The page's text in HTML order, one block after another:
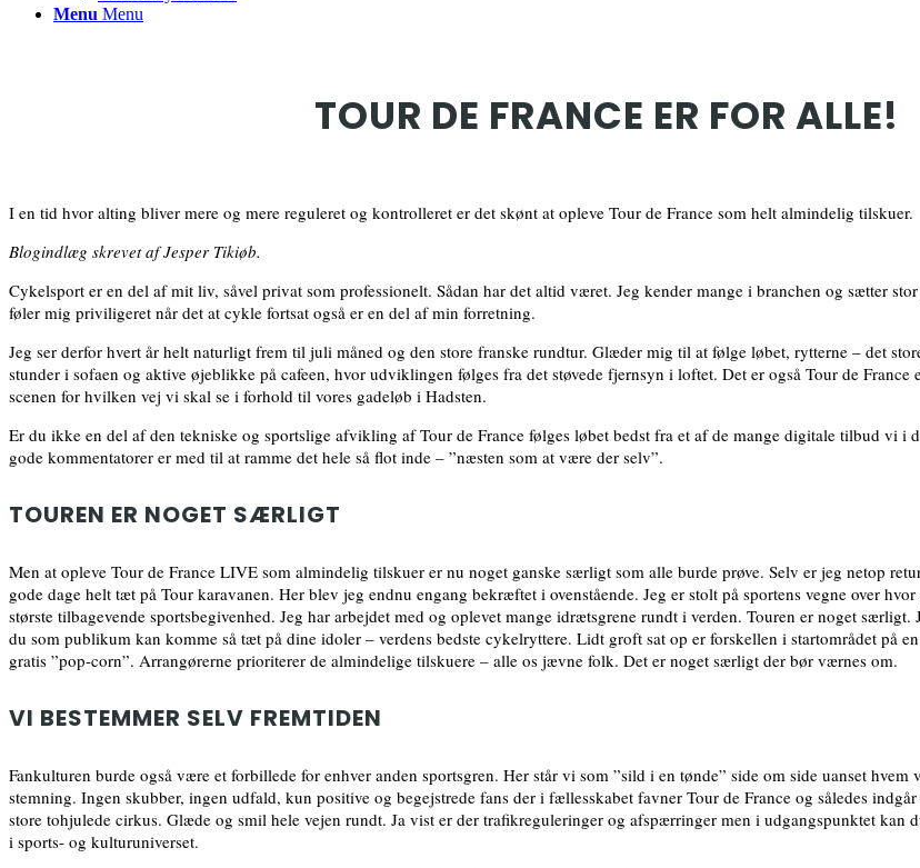
Menu Menu
TOUR DE FRANCE ER FOR ALLE!
I en tid hvor alting bliver mere og mere reguleret og kontrolleret er det skønt at opleve Tour de France som helt almindelig tilskuer.
Blogindlæg skrevet af Jesper Tikiøb.
Cykelsport er en del af mit liv, såvel privat som professionelt. Sådan har det altid været. Jeg kender mange i branchen og sætter
føler mig priviligeret når det at cykle fortsat også er en del af min forretning.
Jeg ser derfor hvert år helt naturligt frem til juli måned og den store franske rundtur. Glæder mig til at følge løbet, rytterne – det
stunder i sofaen og aktive øjeblikke på cafeen, hvor udviklingen følges fra det støvede fjernsyn i loftet. Det er også Tour de France
scenen for hvilken vej vi skal se i forhold til vores gadeløb i Hadsten.
Er du ikke en del af den tekniske og sportslige afvikling af Tour de France følges løbet bedst fra et af de mange digitale tilbud vi i
gode kommentatorer er med til at ramme det hele så flot inde – ”næsten som at være der selv”.
TOUREN ER NOGET SÆRLIGT
Men at opleve Tour de France LIVE som almindelig tilskuer er nu noget ganske særligt som alle burde prøve. Selv er jeg netop
gode dage helt tæt på Tour karavanen. Her blev jeg endnu engang bekræftet i ovenstående. Jeg er stolt på sportens vegne over
største tilbagevende sportsbegivenhed. Jeg har arbejdet med og oplevet mange idrætsgrene rundt i verden. Touren er noget
du som publikum kan komme så tæt på dine idoler – verdens bedste cykelryttere. Lidt groft sat op er forskellen i startområdet på
gratis ”pop-corn”. Arrangørerne prioriterer de almindelige tilskuere – alle os jævne folk. Det er noget særligt der bør værnes om.
VI BESTEMMER SELV FREMTIDEN
Fankulturen burde også være et forbillede for enhver anden sportsgren. Her står vi som ”sild i en tønde” side om side uanset
stemning. Ingen skubber, ingen udfald, kun positive og begejstrede fans der i fællesskabet favner Tour de France og således
store tohjulede cirkus. Glæde og smil hele vejen rundt. Ja vist er der trafikreguleringer og afspærringer men i udgangspunktet kan
i sports- og kulturuniverset.